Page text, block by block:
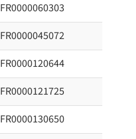
FR0000060303
FR0000045072
FR0000120644
FR0000121725
FR0000130650